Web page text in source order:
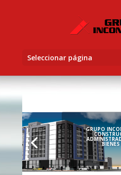
Seleccionar página
GRUPO